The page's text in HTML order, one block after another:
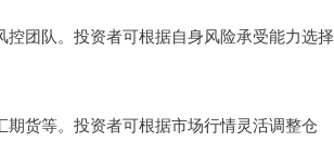
团队。投资者可根据自身风险承受能力选择
货等。投资者可根据市场行情灵活调整仓